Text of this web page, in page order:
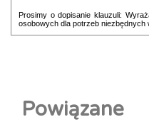
Prosimy o dopisanie klauzuli:
osobowych dla potrzeb niezbędnych
Powiązane